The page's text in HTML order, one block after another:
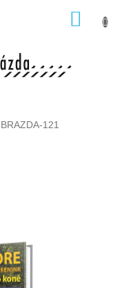
BRAZDA-121